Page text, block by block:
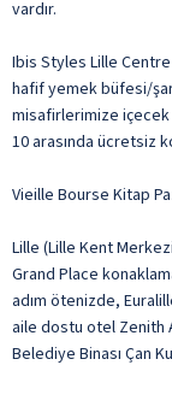
vardır.
Ibis Styles Lille
hafif yemek büfesi/
misafirlerimize içecek
10 arasında ücretsiz
Vieille Bourse Kitap
Lille (Lille Kent
Grand Place
adım ötenizde,
aile dostu otel Zenith
Belediye Binası Çan